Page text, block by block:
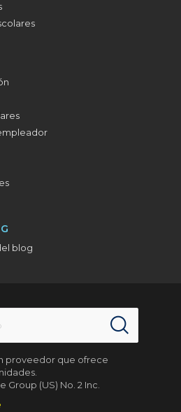
blog
proveedor que ofrece
Group (US) No. 2 Inc.